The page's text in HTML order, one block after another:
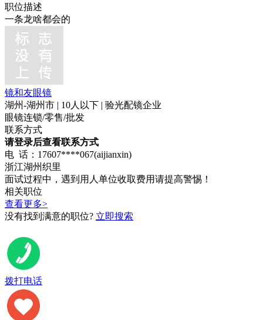
职位描述
一条龙啥都会的
镜和友眼镜
湖州-湖州市 | 10人以下 | 验光配镜企业
眼镜连锁/零售/批发
联系方式
请登录后查看联系方式
电 话：17607****067(aijianxin)
浙江湖州织里
面试过程中，遇到用人单位收取费用请提高警惕！
相关职位
查看更多>
没有找到满意的职位? 立即搜索
拨打电话